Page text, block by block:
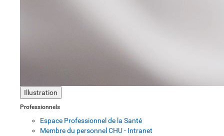
Illustration
Professionnels
Espace Professionnel de la Santé
Membre du personnel CHU - Intranet